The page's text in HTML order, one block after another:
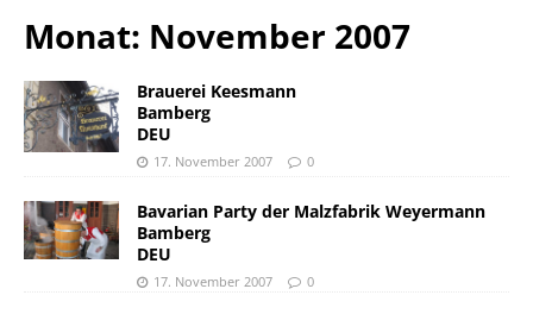
Monat: November 2007
Brauerei Keesmann
Bamberg
DEU
17. November 2007 0
Bavarian Party der Malzfabrik Weyermann
Bamberg
DEU
17. November 2007 0